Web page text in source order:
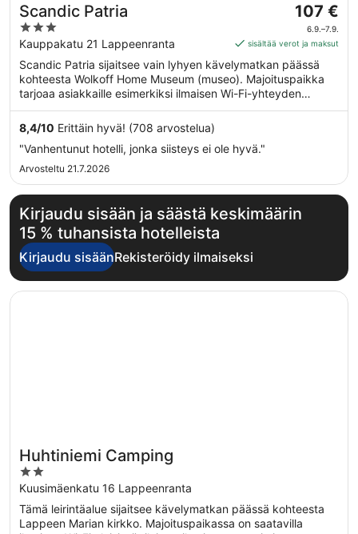
Scandic Patria
3
out
of
5
Kauppakatu 21 Lappeenranta
Hinta
on
107 €
per
yö
ajalle
107 €
6.9.–7.9.
sisältää verot ja maksut
Scandic Patria sijaitsee vain lyhyen kävelymatkan päässä
kohteesta Wolkoff Home Museum (museo). Majoituspaikka
tarjoaa asiakkaille esimerkiksi ilmaisen Wi-Fi-yhteyden
yleisissä tiloissa sekä ravintolan ja kuntosalin. Tämän
majoituspaikan tarjoamiin lemmikkipalveluihin kuuluu ruoka-
ja vesikulhot.
8,4/10 Erittäin hyvä! (708 arvostelua)
"Vanhentunut hotelli, jonka siisteys ei ole hyvä."
Arvosteltu 21.7.2026
Kirjaudu sisään ja säästä keskimäärin
15 % tuhansista hotelleista
Kirjaudu sisäänRekisteröidy ilmaiseksi
Huhtiniemi Camping
2
out
of
5
Kuusimäenkatu 16 Lappeenranta
Tämä leirintäalue sijaitsee kävelymatkan päässä kohteesta
Lappeen Marian kirkko. Majoituspaikassa on saatavilla
Avautuu uuteen ikkunaan
Huhtiniemi Camping